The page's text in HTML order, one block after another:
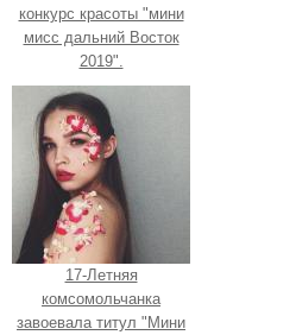
конкурс красоты "мини
мисс дальний Восток
2019".
17-Летняя
комсомольчанка
завоевала титул "Мини